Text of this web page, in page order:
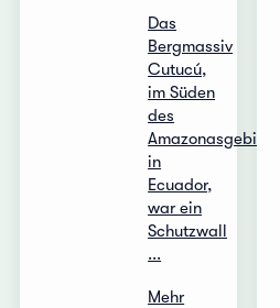
Das
Bergmassiv
Cutucú,
im Süden
des
Amazonasgebietes
in
Ecuador,
war ein
Schutzwall
...
Mehr